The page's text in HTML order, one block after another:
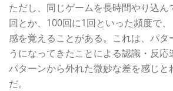
ただし、同じゲームを長時間やり込ん
回とか、100回に1回といった頻度で
感を覚えることがある。これは、パタ
うになってきたことによる認識・反
パターンから外れた微妙な差を感じと
だ。